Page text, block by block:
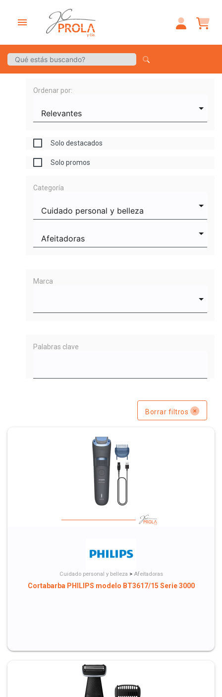
menu
Ordenar por:
Solo destacados
Solo promos
Categoría
Marca
Palabras clave
Borrar filtros
Cuidado personal y belleza >Afeitadoras
Cortabarba PHILIPS modelo BT3617/15 Serie 3000